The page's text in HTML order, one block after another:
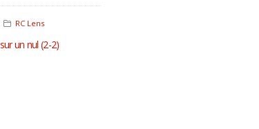
RC Lens
un nul (2-2)